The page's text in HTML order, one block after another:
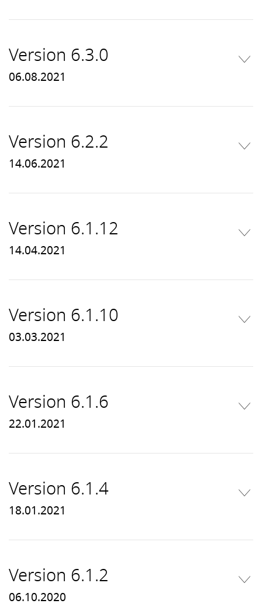
Version 6.3.0
06.08.2021
Version 6.2.2
14.06.2021
Version 6.1.12
14.04.2021
Version 6.1.10
03.03.2021
Version 6.1.6
22.01.2021
Version 6.1.4
18.01.2021
Version 6.1.2
06.10.2020